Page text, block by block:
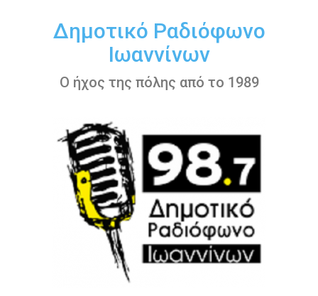
περιεχόμενοΔημοτικό Ραδιόφωνο
Ιωαννίνων
Ο ήχος της πόλης από το 1989